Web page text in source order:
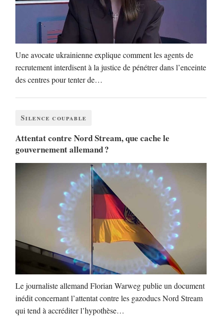
Une avocate ukrainienne explique comment les agents de
recrutement interdisent à la justice de pénétrer dans l’enceinte
des centres pour tenter de…
Silence coupable
Attentat contre Nord Stream, que cache le
gouvernement allemand ?
Le journaliste allemand Florian Warweg publie un document
inédit concernant l’attentat contre les gazoducs Nord Stream
qui tend à accréditer l’hypothèse…